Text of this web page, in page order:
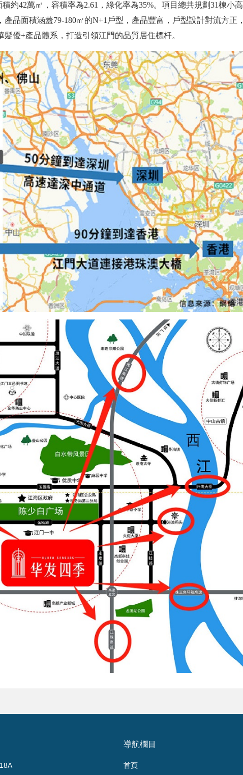
約42萬㎡，容積率為2.61，綠化率為35%。 項目總共規劃31棟小高
品面積涵蓋79-180㎡的N+1戶型，產品豐富，戶型設計對流方正，
優+產品體系，打造引領江門的品質居住標杆。
導航欄目
首頁